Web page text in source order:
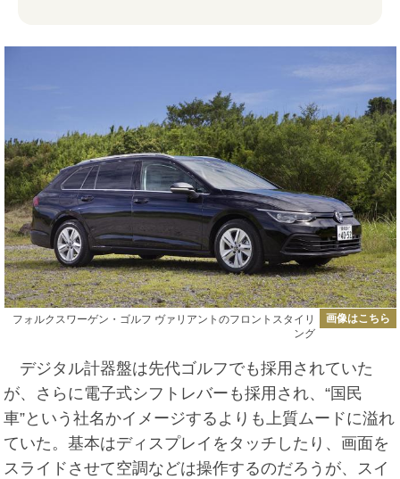
フォルクスワーゲン・ゴルフ ヴァリアントのフロントスタイリ
ング
画像はこちら
デジタル計器盤は先代ゴルフでも採用されていた
が、さらに電子式シフトレバーも採用され、“国民
車”という社名かイメージするよりも上質ムードに溢れ
ていた。基本はディスプレイをタッチしたり、画面を
スライドさせて空調などは操作するのだろうが、スイ